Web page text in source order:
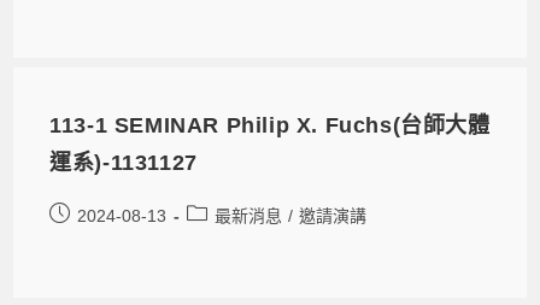
113-1 SEMINAR Philip X. Fuchs(台師大體
運系)-1131127
2024-08-13 最新消息 / 邀請演講